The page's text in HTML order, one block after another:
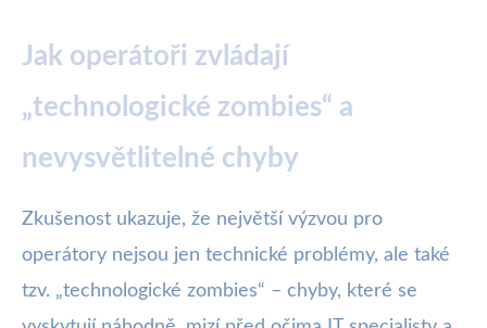
Jak operátoři zvládají
„technologické zombies“ a
nevysvětlitelné chyby
Zkušenost ukazuje, že největší výzvou pro
operátory nejsou jen technické problémy, ale také
tzv. „technologické zombies“ – chyby, které se